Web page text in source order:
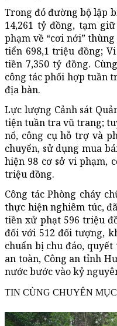
Trong đó đường bộ lập
14,261 tỷ đồng, tạm
phạm về “cơi nới”
tiển 698,1 triệu đồng;
tiền 7,350 tỷ đồng.
công tác phối hợp tuần
địa bàn.
Lực lượng Cảnh sát
tiện tuần tra vũ trang;
nổ, công cụ hỗ trợ và
chuyển, sử dụng mua
hiện 98 cơ sở vi phạm,
triệu đồng.
Công tác Phòng cháy
thực hiện nghiêm túc,
tiền xử phạt 596 triệu
đối với 512 đối tượng,
chuẩn bị chu đáo,
an toàn, Công an tỉnh
nước bước vào kỷ
TIN CÙNG CHUYÊN MỤC